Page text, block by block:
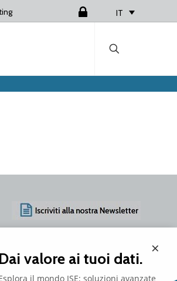
IT
PRODOTTI
SERVIZI
RISORSE
×
Dai valore ai tuoi dati.
il mondo ISE: soluzioni avanzate